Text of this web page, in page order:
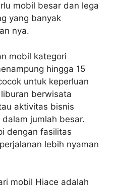
mobil besar dan lega
yang banyak
nya.
mobil kategori
hingga 15
untuk keperluan
berwisata
aktivitas bisnis
jumlah besar.
dengan fasilitas
lebih nyaman
mobil Hiace adalah